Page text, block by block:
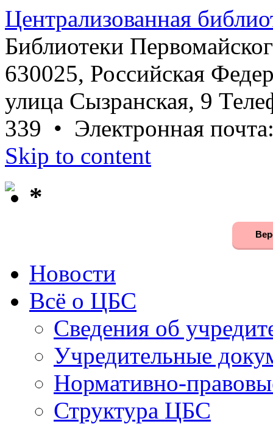
Централизованная
Библиотеки
630025, Российская
улица Сызранская, 9
339 • Электронная
Skip to content
*
Новости
Всё о ЦБС
Сведения об
Учредительные
Нормативно-
Структура ЦБС